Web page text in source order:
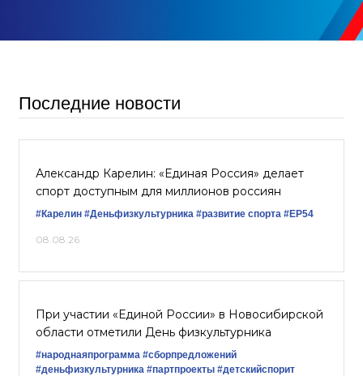
Последние новости
Александр Карелин: «Единая Россия» делает
спорт доступным для миллионов россиян
#Карелин #Деньфизкультурника #развитие спорта #ЕР54
08.08.26
При участии «Единой России» в Новосибирской
области отметили День физкультурника
#народнаяпрограмма #сборпредложений
#деньфизкультурника #партпроекты #детскийспорит